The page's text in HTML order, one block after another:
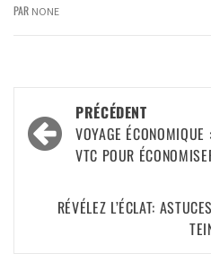
PAR NONE
PRÉCÉDENT
VOYAGE
VTC POUR
RÉVÉLEZ L’ÉCLAT: